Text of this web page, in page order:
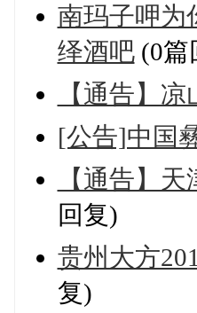
南玛子呷为
绎酒吧(0篇
【通告】
[公告]中国
【通告】
回复)
贵州大方
复)